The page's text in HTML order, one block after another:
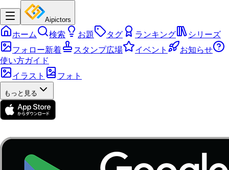
Aipictors
ホーム 検索 お題 タグ ランキング
シリーズ
フォロー新着
スタンプ広場 イベント
お知らせ
使い方ガイド
イラスト
フォト
もっと見る